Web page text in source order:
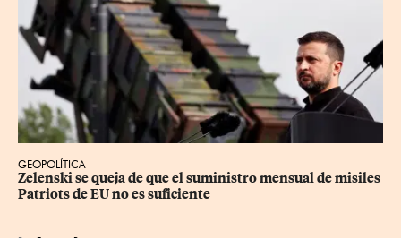
GEOPOLÍTICA
Zelenski se queja de que el suministro mensual de misiles
Patriots de EU no es suficiente